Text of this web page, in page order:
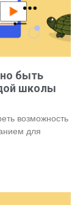
быть
школы
возможность
для